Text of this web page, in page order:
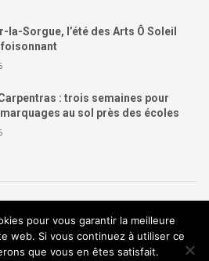
la-Sorgue, l’été des Arts Ô Soleil
foisonnant
: trois semaines pour
au sol près des écoles
Mentions légales
Contact
pour vous garantir la meilleure
web. Si vous continuez à utiliser ce
que vous en êtes satisfait.